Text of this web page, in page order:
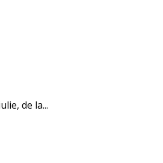
de la...